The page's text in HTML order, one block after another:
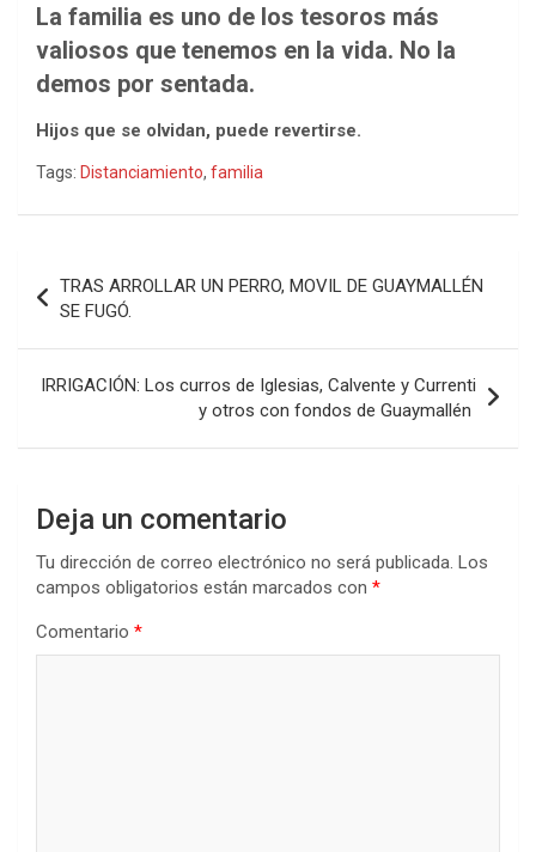
La familia es uno de los tesoros más
valiosos que tenemos en la vida. No la
demos por sentada.
Hijos que se olvidan, puede revertirse.
Tags: Distanciamiento, familia
de
entradas
TRAS ARROLLAR UN PERRO, MOVIL DE GUAYMALLÉN
SE FUGÓ.
IRRIGACIÓN: Los curros de Iglesias, Calvente y Currenti
y otros con fondos de Guaymallén
Deja un comentario
Tu dirección de correo electrónico no será publicada. Los
campos obligatorios están marcados con *
Comentario *